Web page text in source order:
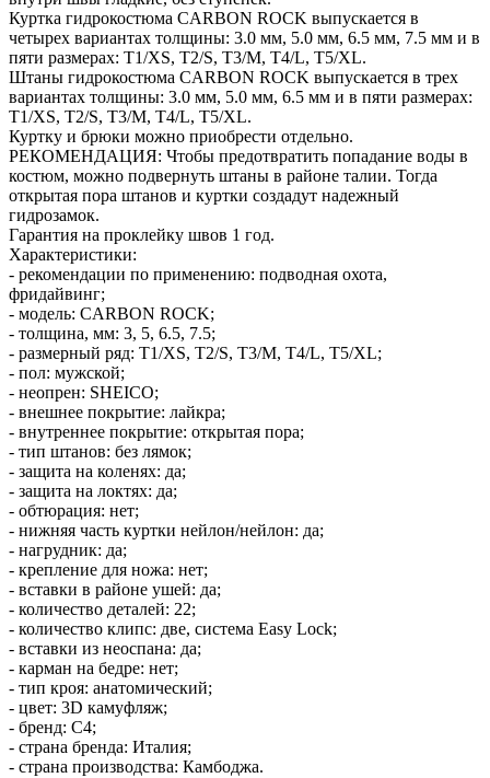
Куртка гидрокостюма CARBON ROCK выпускается в
четырех вариантах толщины: 3.0 мм, 5.0 мм, 6.5 мм, 7.5 мм и в
пяти размерах: Т1/XS, T2/S, T3/M, T4/L, T5/XL.
Штаны гидрокостюма CARBON ROCK выпускается в трех
вариантах толщины: 3.0 мм, 5.0 мм, 6.5 мм и в пяти размерах:
Т1/XS, T2/S, T3/M, T4/L, T5/XL.
Куртку и брюки можно приобрести отдельно.
РЕКОМЕНДАЦИЯ: Чтобы предотвратить попадание воды в
костюм, можно подвернуть штаны в районе талии. Тогда
открытая пора штанов и куртки создадут надежный
гидрозамок.
Гарантия на проклейку швов 1 год.
Характеристики:
- рекомендации по применению: подводная охота,
фридайвинг;
- модель: CARBON ROCK;
- толщина, мм: 3, 5, 6.5, 7.5;
- размерный ряд: Т1/XS, T2/S, T3/M, T4/L, T5/XL;
- пол: мужской;
- неопрен: SHEICO;
- внешнее покрытие: лайкра;
- внутреннее покрытие: открытая пора;
- тип штанов: без лямок;
- защита на коленях: да;
- защита на локтях: да;
- обтюрация: нет;
- нижняя часть куртки нейлон/нейлон: да;
- нагрудник: да;
- крепление для ножа: нет;
- вставки в районе ушей: да;
- количество деталей: 22;
- количество клипс: две, система Easy Lock;
- вставки из неоспана: да;
- карман на бедре: нет;
- тип кроя: анатомический;
- цвет: 3D камуфляж;
- бренд: C4;
- страна бренда: Италия;
- страна производства: Камбоджа.